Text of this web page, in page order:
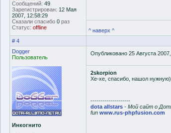
Сообщений: 49
Зарегистрирован: 12 Мая
2007, 12:58:29
Сказали спасибо 0раз
Статус: offline
^ наверх ^
# 4
Dogger
Пользователь
Инкогнито
Опубликовано 25 Августа
2skorpion
Хе-хе, спасибо, нашол
--------------------
dota allstars- Мой сайт о
fun www.rus-phpfusion.com